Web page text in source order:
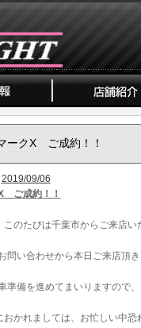
ークX ご成約！！
2019/09/06
ご成約！！
このたびは千葉市からご来店い
問い合わせから本日ご来店頂
準備を進めてまいりますので、
おかれましては、お忙しい中恐